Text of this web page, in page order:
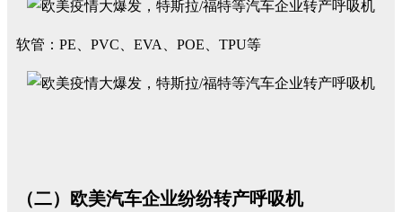
软管：PE、PVC、EVA、POE、TPU等
（二）欧美汽车企业纷纷转产呼吸机